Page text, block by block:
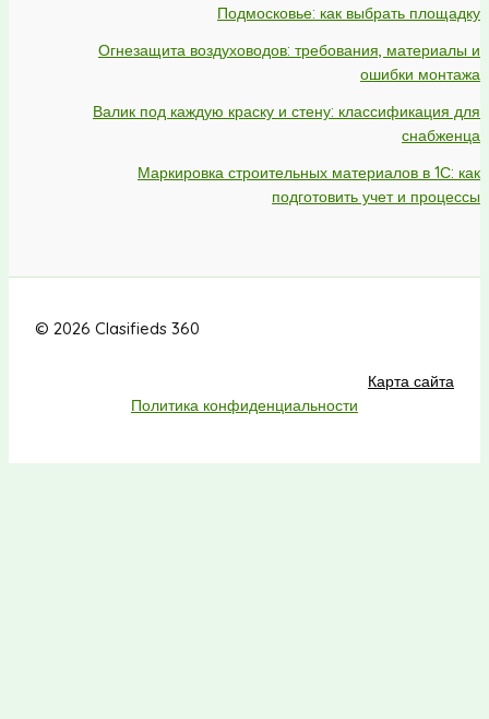
Подмосковье: как выбрать площадку
Огнезащита воздуховодов: требования, материалы и
ошибки монтажа
Валик под каждую краску и стену: классификация для
снабженца
Маркировка строительных материалов в 1С: как
подготовить учет и процессы
© 2026 Clasifieds 360
Карта сайта
Политика конфиденциальности